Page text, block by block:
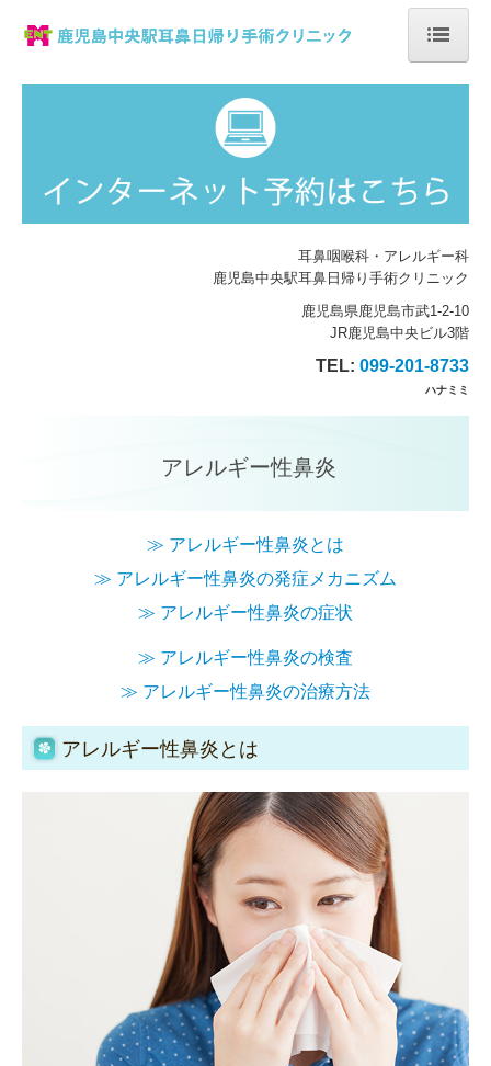
ホーム
診療のご案内
耳鼻咽喉科・アレルギー科
鹿児島中央駅耳鼻日帰り手術クリニック
鹿児島県鹿児島市武1-2-10
JR鹿児島中央ビル3階
TEL: 099-201-8733
ハナミミ
アレルギー性鼻炎
≫ アレルギー性鼻炎とは
≫ アレルギー性鼻炎の発症メカニズム
≫ アレルギー性鼻炎の症状
≫ アレルギー性鼻炎の検査
≫ アレルギー性鼻炎の治療方法
アレルギー性鼻炎とは